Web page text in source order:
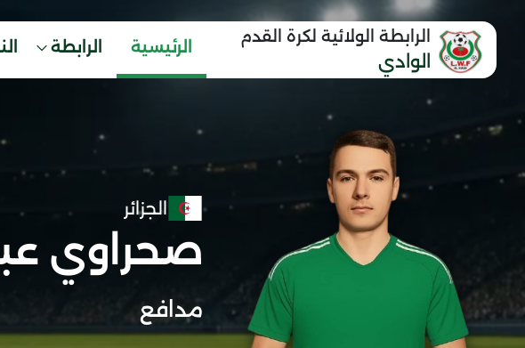
الرابطة الولائية لكرة القدم
الوادي
الرئيسية الرابطة
الجزائر
صحراوي
مدافع